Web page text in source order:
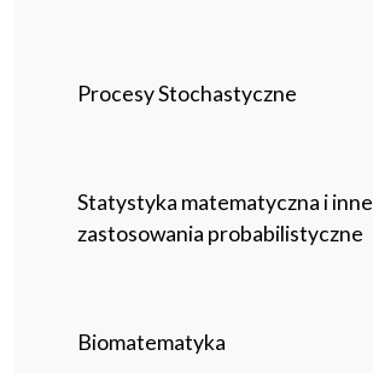
Procesy Stochastyczne
Statystyka matematyczna i inne
zastosowania probabilistyczne
Biomatematyka